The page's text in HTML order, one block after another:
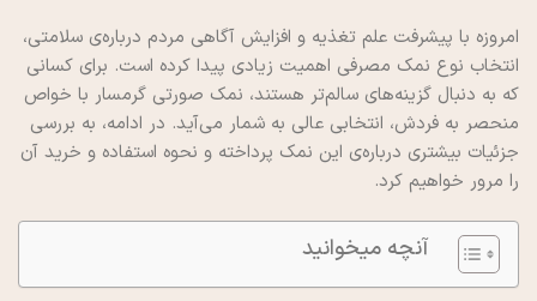
امروزه با پیشرفت علم تغذیه و افزایش آگاهی مردم درباره‌ی سلامتی،
انتخاب نوع نمک مصرفی اهمیت زیادی پیدا کرده است. برای کسانی
که به دنبال گزینه‌های سالم‌تر هستند، نمک صورتی گرمسار با خواص
منحصر به فردش، انتخابی عالی به شمار می‌آید. در ادامه، به بررسی
جزئیات بیشتری درباره‌ی این نمک پرداخته و نحوه استفاده و خرید آن
را مرور خواهیم کرد.
آنچه میخوانید